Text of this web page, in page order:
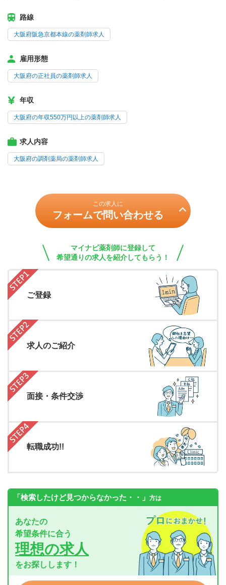
路線
大阪府阪急京都本線の薬剤師求人
雇用形態
大阪府の正社員の薬剤師求人
年収
大阪府の年収550万円以上の薬剤師求人
求人内容
大阪府の調剤薬局の薬剤師求人
この求人に
フォームで問い合わせる
マイナビ薬剤師に登録して
希望通りの求人を紹介してもらう！
ご登録
求人のご紹介
面接・条件交渉
転職成功!!
「検索したけど見つからなかった・・」 方は
あなたの
希望条件に合う
理想の求人
をお探しします！